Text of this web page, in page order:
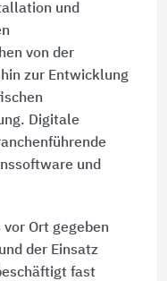
und
von der
zur Entwicklung
Digitale
und
vor Ort gegeben
der Einsatz
fast